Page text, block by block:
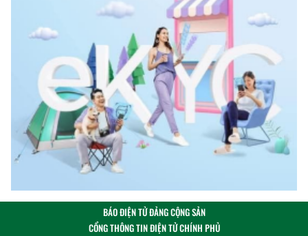
BÁO ĐIỆN TỬ ĐẢNG CỘNG SẢN
CỔNG THÔNG TIN ĐIỆN TỬ CHÍNH PHỦ